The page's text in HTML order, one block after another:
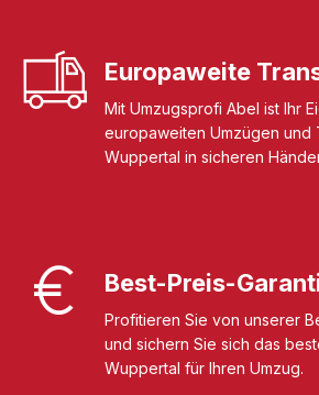
Europaweite
Mit Umzugsprofi Abel ist Ihr
europaweiten Umzügen und
Wuppertal in sicheren
Best-Preis-
Profitieren Sie von unserer
und sichern Sie sich das
Wuppertal für Ihren Umzug.